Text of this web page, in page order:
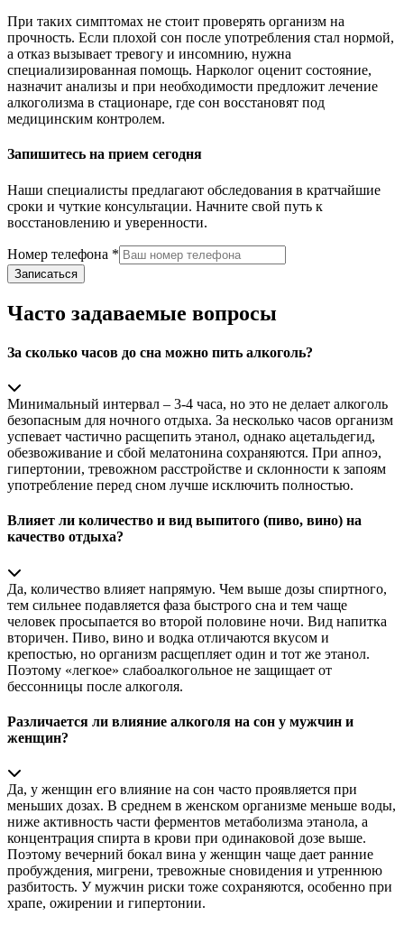
При таких симптомах не стоит проверять организм на
прочность. Если плохой сон после употребления стал нормой,
а отказ вызывает тревогу и инсомнию, нужна
специализированная помощь. Нарколог оценит состояние,
назначит анализы и при необходимости предложит лечение
алкоголизма в стационаре, где сон восстановят под
медицинским контролем.
Запишитесь на прием сегодня
Наши специалисты предлагают обследования в кратчайшие
сроки и чуткие консультации. Начните свой путь к
восстановлению и уверенности.
Номер телефона *
Записаться
Часто задаваемые вопросы
За сколько часов до сна можно пить алкоголь?
Минимальный интервал – 3-4 часа, но это не делает алкоголь
безопасным для ночного отдыха. За несколько часов организм
успевает частично расщепить этанол, однако ацетальдегид,
обезвоживание и сбой мелатонина сохраняются. При апноэ,
гипертонии, тревожном расстройстве и склонности к запоям
употребление перед сном лучше исключить полностью.
Влияет ли количество и вид выпитого (пиво, вино) на
качество отдыха?
Да, количество влияет напрямую. Чем выше дозы спиртного,
тем сильнее подавляется фаза быстрого сна и тем чаще
человек просыпается во второй половине ночи. Вид напитка
вторичен. Пиво, вино и водка отличаются вкусом и
крепостью, но организм расщепляет один и тот же этанол.
Поэтому «легкое» слабоалкогольное не защищает от
бессонницы после алкоголя.
Различается ли влияние алкоголя на сон у мужчин и
женщин?
Да, у женщин его влияние на сон часто проявляется при
меньших дозах. В среднем в женском организме меньше воды,
ниже активность части ферментов метаболизма этанола, а
концентрация спирта в крови при одинаковой дозе выше.
Поэтому вечерний бокал вина у женщин чаще дает ранние
пробуждения, мигрени, тревожные сновидения и утреннюю
разбитость. У мужчин риски тоже сохраняются, особенно при
храпе, ожирении и гипертонии.